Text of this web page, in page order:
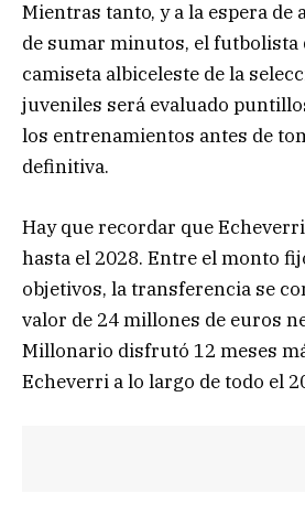
Mientras tanto, y a la espera de
de sumar minutos, el futbolista
camiseta albiceleste de la
juveniles será evaluado
los entrenamientos antes de
definitiva.
Hay que recordar que
hasta el 2028. Entre el monto
objetivos, la transferencia se
valor de 24 millones de euros
Millonario disfrutó 12 meses
Echeverri a lo largo de todo el